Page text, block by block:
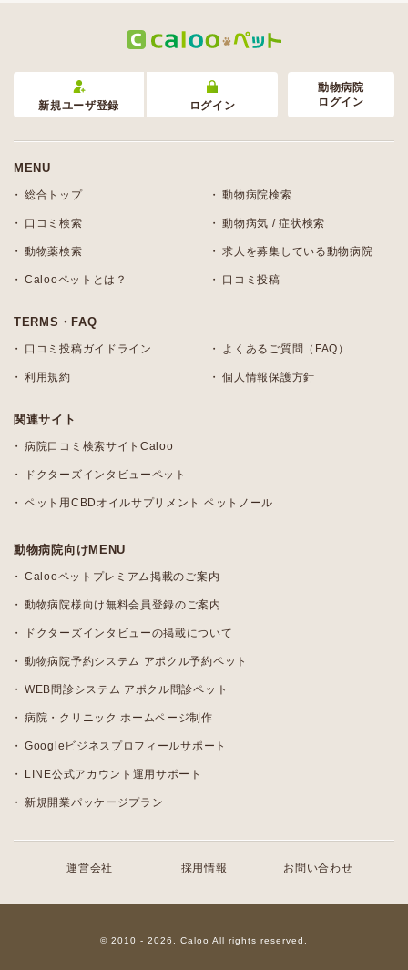
新規ユーザ登録 ログイン
動物病院
ログイン
MENU
総合トップ 動物病院検索
口コミ検索 動物病気 / 症状検索
動物薬検索 求人を募集している動物病院
Calooペットとは？ 口コミ投稿
TERMS・FAQ
口コミ投稿ガイドライン よくあるご質問（FAQ）
利用規約 個人情報保護方針
関連サイト
病院口コミ検索サイトCaloo
ドクターズインタビューペット
ペット用CBDオイルサプリメント ペットノール
動物病院向けMENU
Calooペットプレミアム掲載のご案内
動物病院様向け無料会員登録のご案内
ドクターズインタビューの掲載について
動物病院予約システム アポクル予約ペット
WEB問診システム アポクル問診ペット
病院・クリニック ホームページ制作
Googleビジネスプロフィールサポート
LINE公式アカウント運用サポート
新規開業パッケージプラン
運営会社 採用情報 お問い合わせ
© 2010 - 2026, Caloo All rights reserved.